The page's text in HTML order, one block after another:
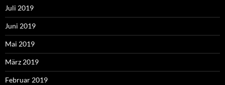
Juli 2019
Juni 2019
Mai 2019
März 2019
Februar 2019